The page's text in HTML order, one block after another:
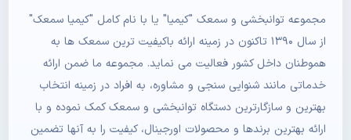
مجموعه توانبخشی و سمعک "کیمیا" یا با نام کامل "کیمیا سمعک"
از سال ۱۳۹۰ تاکنون در زمینه ارائه باکیفیت ترین سمعک ها به
هموطنان داخل کشور فعالیت می نماید. مجموعه ما ضمن ارائه
خدماتی مانند شنوایی سنجی و مشاوره، به افراد در زمینه انتخاب
بهترین و سازگارترین دستگاه توانبخشی و سمعک کمک نموده و با
ارائه بهترین برندها و محصولات اورجینال، کیفیت را به آنها تضمین